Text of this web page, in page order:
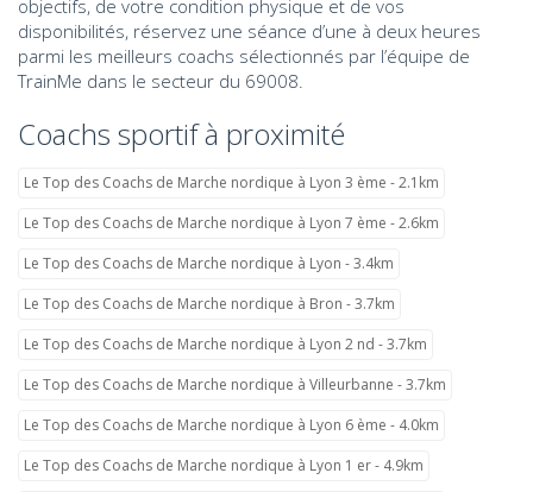
objectifs, de votre condition physique et de vos
disponibilités, réservez une séance d’une à deux heures
parmi les meilleurs coachs sélectionnés par l’équipe de
TrainMe dans le secteur du 69008.
Coachs sportif à proximité
Le Top des Coachs de Marche nordique à Lyon 3 ème - 2.1km
Le Top des Coachs de Marche nordique à Lyon 7 ème - 2.6km
Le Top des Coachs de Marche nordique à Lyon - 3.4km
Le Top des Coachs de Marche nordique à Bron - 3.7km
Le Top des Coachs de Marche nordique à Lyon 2 nd - 3.7km
Le Top des Coachs de Marche nordique à Villeurbanne - 3.7km
Le Top des Coachs de Marche nordique à Lyon 6 ème - 4.0km
Le Top des Coachs de Marche nordique à Lyon 1 er - 4.9km